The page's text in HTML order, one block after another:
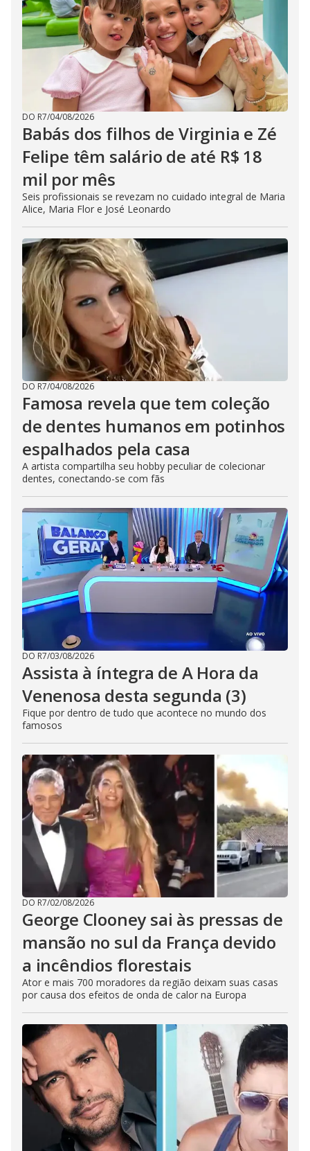
DO R7/04/08/2026
Babás dos filhos de Virginia e Zé
Felipe têm salário de até R$ 18
mil por mês
Seis profissionais se revezam no cuidado integral de Maria
Alice, Maria Flor e José Leonardo
DO R7/04/08/2026
Famosa revela que tem coleção
de dentes humanos em potinhos
espalhados pela casa
A artista compartilha seu hobby peculiar de colecionar
dentes, conectando-se com fãs
DO R7/03/08/2026
Assista à íntegra de A Hora da
Venenosa desta segunda (3)
Fique por dentro de tudo que acontece no mundo dos
famosos
DO R7/02/08/2026
George Clooney sai às pressas de
mansão no sul da França devido
a incêndios florestais
Ator e mais 700 moradores da região deixam suas casas
por causa dos efeitos de onda de calor na Europa